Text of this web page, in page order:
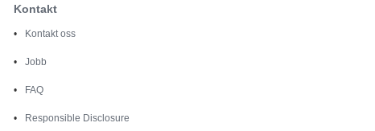
Kontakt
Kontakt oss
Jobb
FAQ
Responsible Disclosure